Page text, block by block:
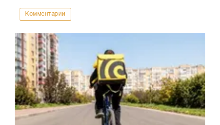
Комментарии